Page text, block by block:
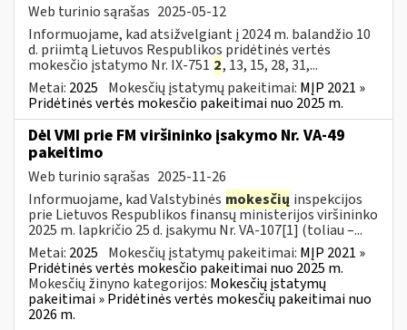
Web turinio sąrašas 2025-05-12
Informuojame, kad atsižvelgiant į 2024 m. balandžio 10
d. priimtą Lietuvos Respublikos pridėtinės vertės
mokesčio įstatymo Nr. IX-751 2, 13, 15, 28, 31,...
Metai: 2025 Mokesčių įstatymų pakeitimai: MĮP 2021 »
Pridėtinės vertės mokesčio pakeitimai nuo 2025 m.
Dėl VMI prie FM viršininko įsakymo Nr. VA-49
pakeitimo
Web turinio sąrašas 2025-11-26
Informuojame, kad Valstybinės mokesčių inspekcijos
prie Lietuvos Respublikos finansų ministerijos viršininko
2025 m. lapkričio 25 d. įsakymu Nr. VA-107[1] (toliau –...
Metai: 2025 Mokesčių įstatymų pakeitimai: MĮP 2021 »
Pridėtinės vertės mokesčio pakeitimai nuo 2025 m.
Mokesčių žinyno kategorijos: Mokesčių įstatymų
pakeitimai » Pridėtinės vertės mokesčių pakeitimai nuo
2026 m.